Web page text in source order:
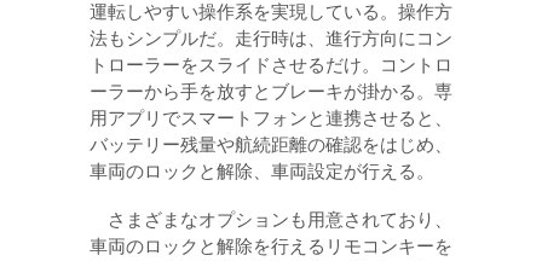
運転しやすい操作系を実現している。操作方
法もシンプルだ。走行時は、進行方向にコン
トローラーをスライドさせるだけ。コントロ
ーラーから手を放すとブレーキが掛かる。専
用アプリでスマートフォンと連携させると、
バッテリー残量や航続距離の確認をはじめ、
車両のロックと解除、車両設定が行える。
さまざまなオプションも用意されており、
車両のロックと解除を行えるリモコンキーを